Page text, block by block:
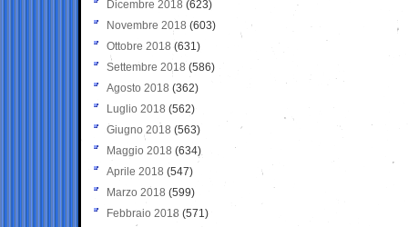
Dicembre 2018 (623)
Novembre 2018 (603)
Ottobre 2018 (631)
Settembre 2018 (586)
Agosto 2018 (362)
Luglio 2018 (562)
Giugno 2018 (563)
Maggio 2018 (634)
Aprile 2018 (547)
Marzo 2018 (599)
Febbraio 2018 (571)